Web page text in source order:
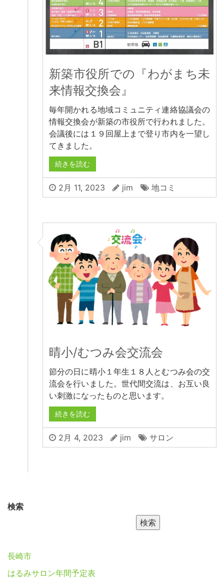
新築市役所での『わがまち未
来情報交換会』
毎年開かれる地域コミュニティ連絡協議会の
情報交換会が新築の市役所で行われました。
会議後には１９回屋上まで登り市内を一望し
てきました。
続きを読む
2月 11, 2023 jim 地コミ
晴小/むつみ会交流会
節分の日に晴小１年生１８人とむつみ会の交
流会を行いました。世代間交流は、お互い良
い刺激になったものと思います。
続きを読む
2月 4, 2023 jim サロン
検索
検索
長崎市
はるみサロン年間予定表